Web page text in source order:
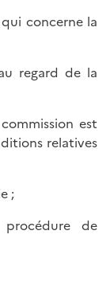
concerne la
regard de la
est
relatives
;
de